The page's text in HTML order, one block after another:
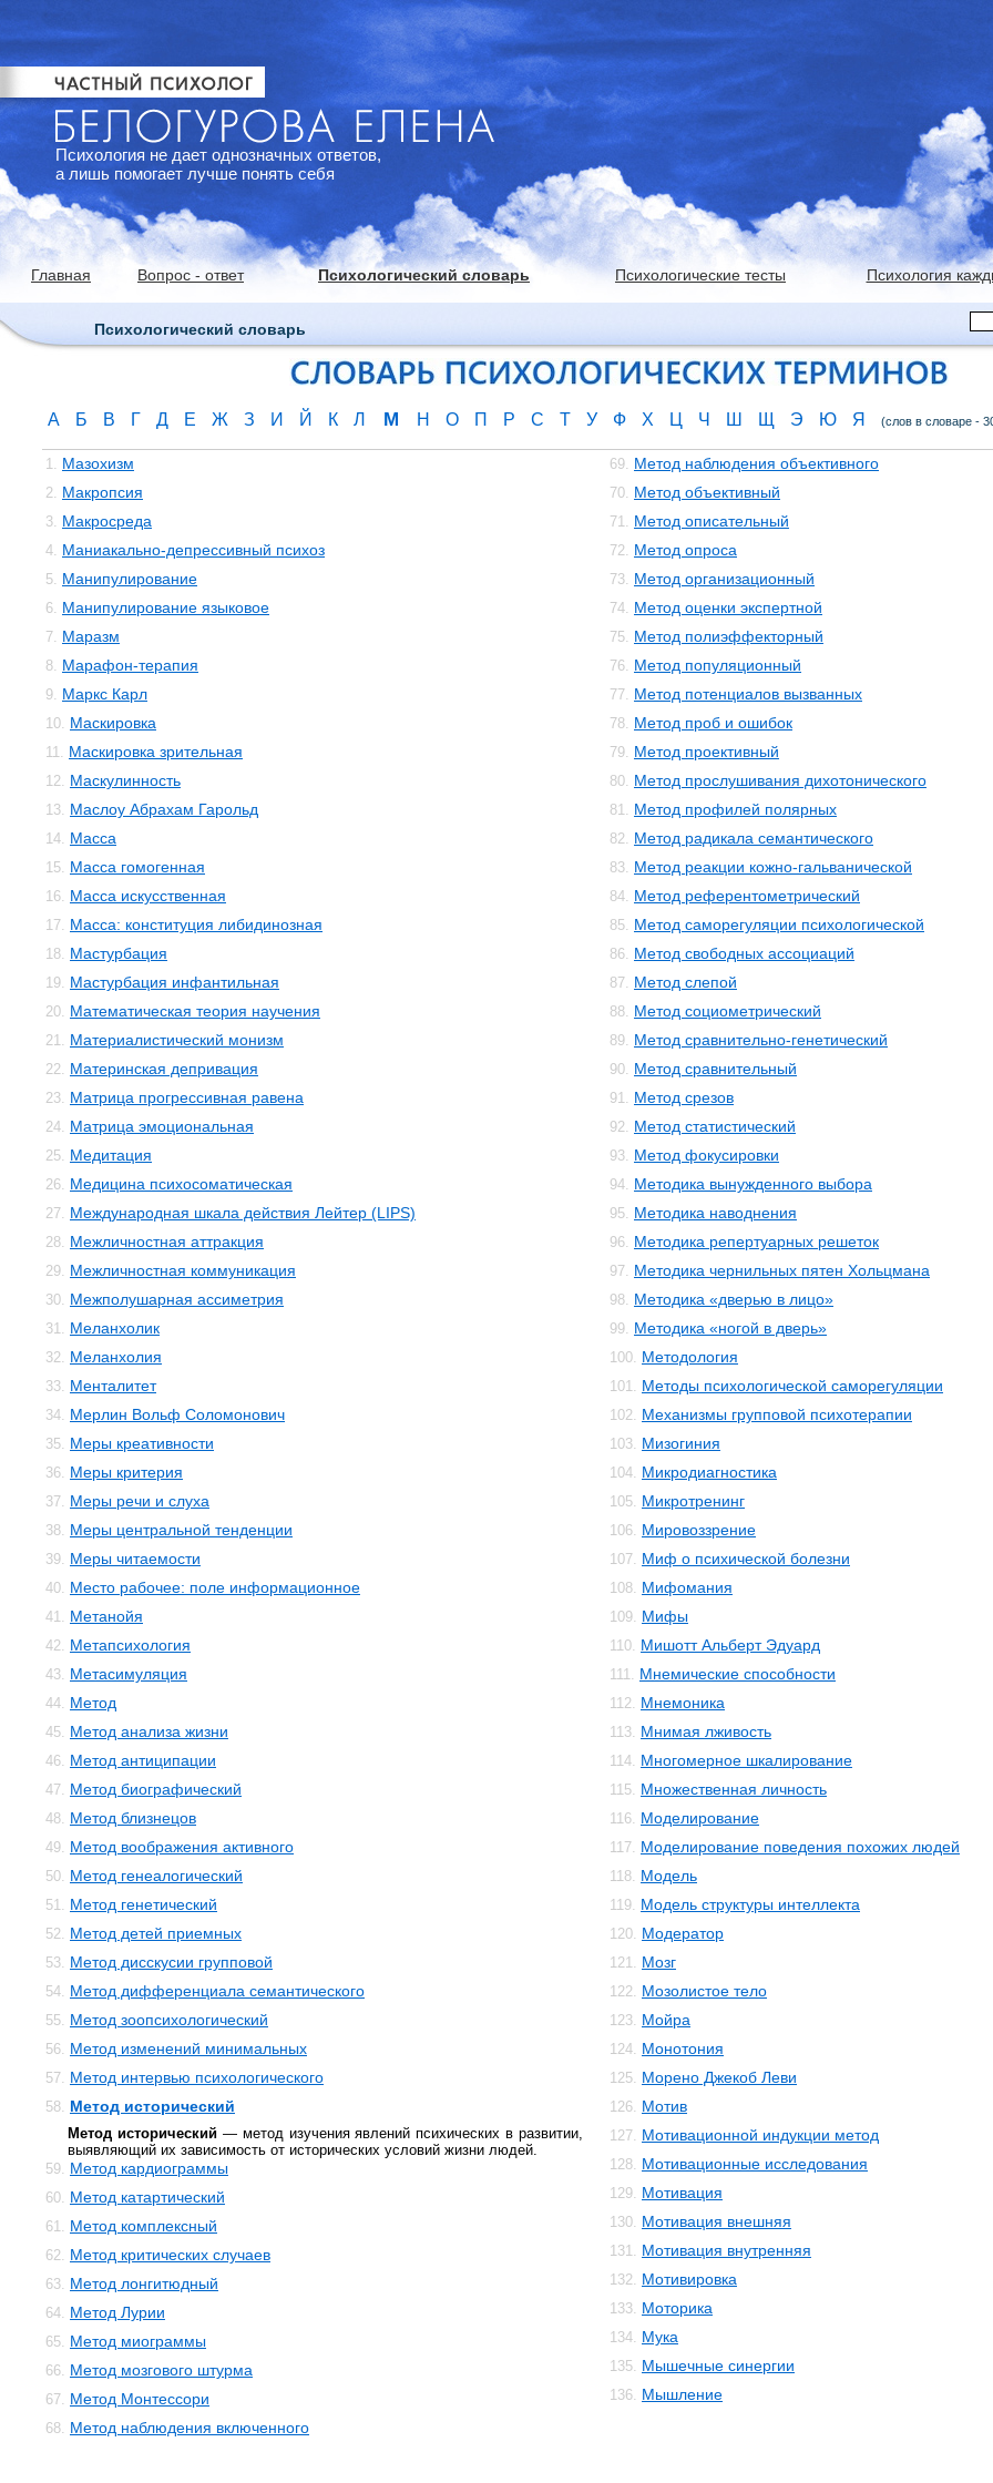
Психология не дает однозначных ответов,
а лишь помогает лучше понять себя
Главная Вопрос - ответ Психологический словарь Психологические тесты Психология
Психологический словарь
А Б В Г Д Е Ж З И Й К Л М Н О П Р С Т У Ф Х Ц Ч Ш Щ Э Ю Я (слов в словаре -
1. Мазохизм
2. Макропсия
3. Макросреда
4. Маниакально-депрессивный психоз
5. Манипулирование
6. Манипулирование языковое
7. Маразм
8. Марафон-терапия
9. Маркс Карл
10. Маскировка
11. Маскировка зрительная
12. Маскулинность
13. Маслоу Абрахам Гарольд
14. Масса
15. Масса гомогенная
16. Масса искусственная
17. Масса: конституция либидинозная
18. Мастурбация
19. Мастурбация инфантильная
20. Математическая теория научения
21. Материалистический монизм
22. Материнская депривация
23. Матрица прогрессивная равена
24. Матрица эмоциональная
25. Медитация
26. Медицина психосоматическая
27. Международная шкала действия Лейтер (LIPS)
28. Межличностная аттракция
29. Межличностная коммуникация
30. Межполушарная ассиметрия
31. Меланхолик
32. Меланхолия
33. Менталитет
34. Мерлин Вольф Соломонович
35. Меры креативности
36. Меры критерия
37. Меры речи и слуха
38. Меры центральной тенденции
39. Меры читаемости
40. Место рабочее: поле информационное
41. Метанойя
42. Метапсихология
43. Метасимуляция
44. Метод
45. Метод анализа жизни
46. Метод антиципации
47. Метод биографический
48. Метод близнецов
49. Метод воображения активного
50. Метод генеалогический
51. Метод генетический
52. Метод детей приемных
53. Метод дисскусии групповой
54. Метод дифференциала семантического
55. Метод зоопсихологический
56. Метод изменений минимальных
57. Метод интервью психологического
58. Метод исторический
Метод исторический— метод изучения явлений психических в развитии,
выявляющий их зависимость от исторических условий жизни людей.
59. Метод кардиограммы
60. Метод катартический
61. Метод комплексный
62. Метод критических случаев
63. Метод лонгитюдный
64. Метод Лурии
65. Метод миограммы
66. Метод мозгового штурма
67. Метод Монтессори
68. Метод наблюдения включенного
69. Метод наблюдения объективного
70. Метод объективный
71. Метод описательный
72. Метод опроса
73. Метод организационный
74. Метод оценки экспертной
75. Метод полиэффекторный
76. Метод популяционный
77. Метод потенциалов вызванных
78. Метод проб и ошибок
79. Метод проективный
80. Метод прослушивания дихотонического
81. Метод профилей полярных
82. Метод радикала семантического
83. Метод реакции кожно-гальванической
84. Метод референтометрический
85. Метод саморегуляции психологической
86. Метод свободных ассоциаций
87. Метод слепой
88. Метод социометрический
89. Метод сравнительно-генетический
90. Метод сравнительный
91. Метод срезов
92. Метод статистический
93. Метод фокусировки
94. Методика вынужденного выбора
95. Методика наводнения
96. Методика репертуарных решеток
97. Методика чернильных пятен Хольцмана
98. Методика «дверью в лицо»
99. Методика «ногой в дверь»
100. Методология
101. Методы психологической саморегуляции
102. Механизмы групповой психотерапии
103. Мизогиния
104. Микродиагностика
105. Микротренинг
106. Мировоззрение
107. Миф о психической болезни
108. Мифомания
109. Мифы
110. Мишотт Альберт Эдуард
111. Мнемические способности
112. Мнемоника
113. Мнимая лживость
114. Многомерное шкалирование
115. Множественная личность
116. Моделирование
117. Моделирование поведения похожих людей
118. Модель
119. Модель структуры интеллекта
120. Модератор
121. Мозг
122. Мозолистое тело
123. Мойра
124. Монотония
125. Морено Джекоб Леви
126. Мотив
127. Мотивационной индукции метод
128. Мотивационные исследования
129. Мотивация
130. Мотивация внешняя
131. Мотивация внутренняя
132. Мотивировка
133. Моторика
134. Мука
135. Мышечные синергии
136. Мышление